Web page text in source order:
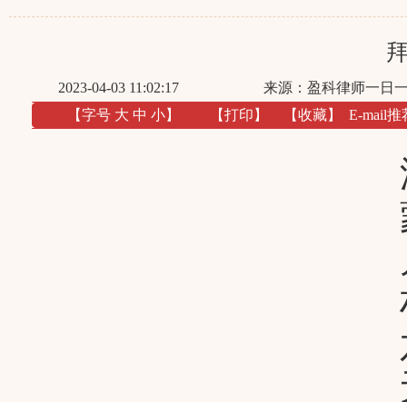
2023-04-03 11:02:17
来源：盈科律师一日
【字号 大 中 小】 【打印 】 【收藏】 E-mail推